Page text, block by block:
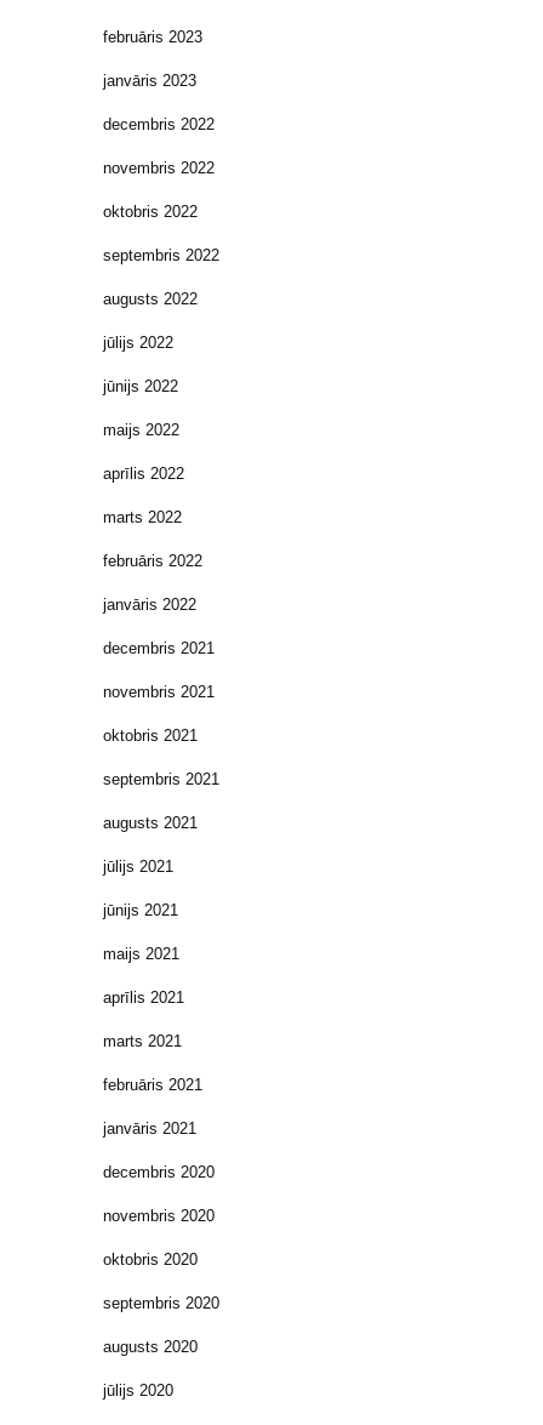
februāris 2023
janvāris 2023
decembris 2022
novembris 2022
oktobris 2022
septembris 2022
augusts 2022
jūlijs 2022
jūnijs 2022
maijs 2022
aprīlis 2022
marts 2022
februāris 2022
janvāris 2022
decembris 2021
novembris 2021
oktobris 2021
septembris 2021
augusts 2021
jūlijs 2021
jūnijs 2021
maijs 2021
aprīlis 2021
marts 2021
februāris 2021
janvāris 2021
decembris 2020
novembris 2020
oktobris 2020
septembris 2020
augusts 2020
jūlijs 2020